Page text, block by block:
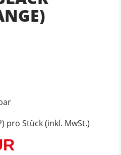
) pro Stück (inkl. MwSt.)